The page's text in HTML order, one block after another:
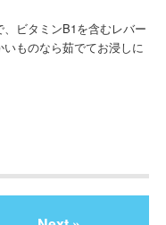
ビタミンB1を含むレバー
ものなら茹でてお浸しに